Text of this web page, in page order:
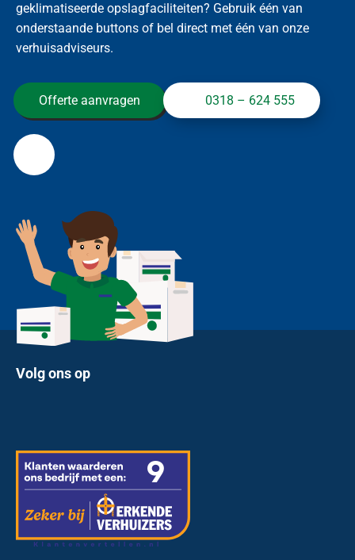
geklimatiseerde opslagfaciliteiten? Gebruik één van
onderstaande buttons of bel direct met één van onze
verhuisadviseurs.
Offerte aanvragen 0318 – 624 555
Volg ons op